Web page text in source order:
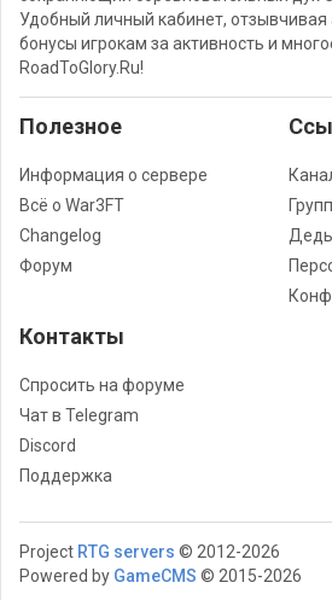
Удобный личный кабинет,
бонусы игрокам за активность и
RoadToGlory.Ru!
Полезное
Информация о сервере
Всё о War3FT
Changelog
Форум
Контакты
Спросить на форуме
Чат в Telegram
Discord
Поддержка
Project RTG servers © 2012-2026
Powered by GameCMS © 2015-2026